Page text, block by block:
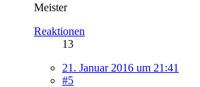
Meister
Reaktionen
13
21. Januar 2016 um 21:41
#5